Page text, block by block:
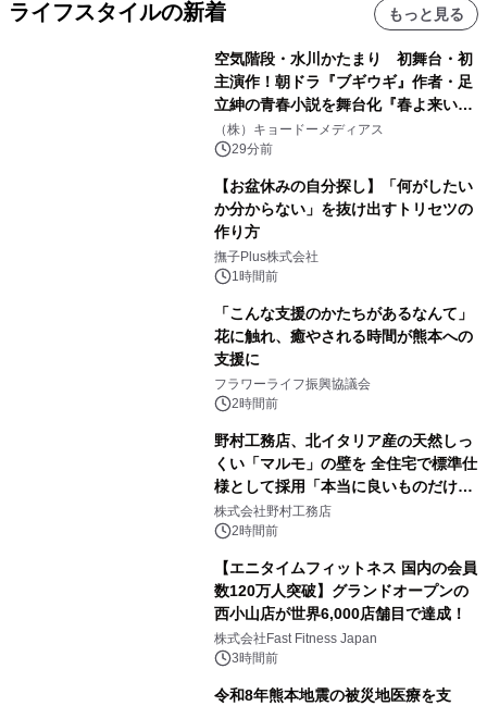
ライフスタイルの新着 もっと見る
空気階段・水川かたまり 初舞台・初
主演作！朝ドラ『ブギウギ』作者・足
立紳の青春小説を舞台化『春よ来い、
マジで来い』キービジュアル解禁！
（株）キョードーメディアス
29分前
【お盆休みの自分探し】「何がしたい
か分からない」を抜け出すトリセツの
作り方
撫子Plus株式会社
1時間前
「こんな支援のかたちがあるなんて」
花に触れ、癒やされる時間が熊本への
支援に
フラワーライフ振興協議会
2時間前
野村工務店、北イタリア産の天然しっ
くい「マルモ」の壁を 全住宅で標準仕
様として採用「本当に良いものだけに
こだわる」
株式会社野村工務店
2時間前
【エニタイムフィットネス 国内の会員
数120万人突破】グランドオープンの
西小山店が世界6,000店舗目で達成！
株式会社Fast Fitness Japan
3時間前
令和8年熊本地震の被災地医療を支